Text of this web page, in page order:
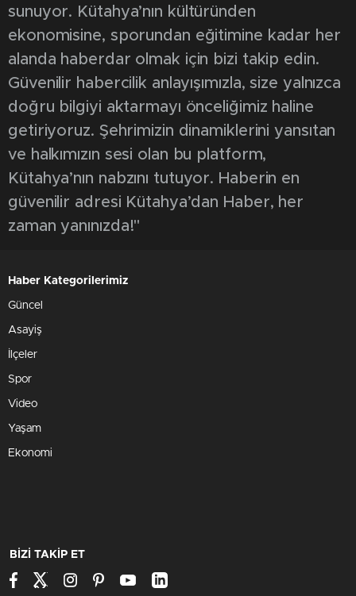
sunuyor. Kütahya’nın kültüründen
ekonomisine, sporundan eğitimine kadar her
alanda haberdar olmak için bizi takip edin.
Güvenilir habercilik anlayışımızla, size yalnızca
doğru bilgiyi aktarmayı önceliğimiz haline
getiriyoruz. Şehrimizin dinamiklerini yansıtan
ve halkımızın sesi olan bu platform,
Kütahya’nın nabzını tutuyor. Haberin en
güvenilir adresi Kütahya’dan Haber, her
zaman yanınızda!"
Haber Kategorilerimiz
Güncel
Asayiş
İlçeler
Spor
Video
Yaşam
Ekonomi
BİZİ TAKİP ET